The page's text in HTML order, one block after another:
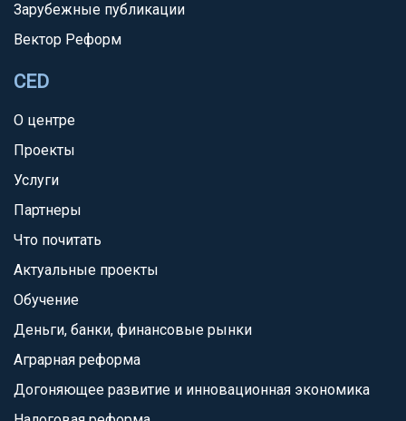
Зарубежные публикации
Вектор Реформ
CED
О центре
Проекты
Услуги
Партнеры
Что почитать
Актуальные проекты
Обучение
Деньги, банки, финансовые рынки
Аграрная реформа
Догоняющее развитие и инновационная экономика